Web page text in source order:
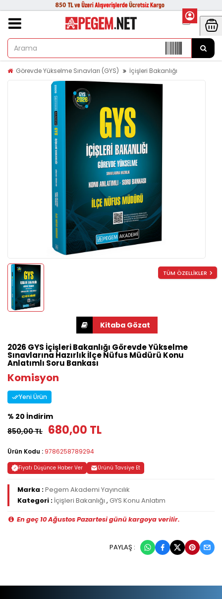
Görevde Yükselme Sınavları (GYS) İçişleri Bakanlığı
TÜM ÖZELLİKLER
2026 GYS İçişleri Bakanlığı Görevde Yükselme
Sınavlarına Hazırlık İlçe Nüfus Müdürü Konu
Anlatımlı Soru Bankası
Komisyon
Yeni Ürün
% 20 İndirim
850,00 TL 680,00 TL
Ürün Kodu : 9786258789294
Fiyatı Düşünce Haber Ver Ürünü Tavsiye Et
Marka :Pegem Akademi Yayıncılık
Kategori : İçişleri Bakanlığı , GYS Konu Anlatım
En geç 10 Ağustos Pazartesi günü kargoya verilir.
PAYLAŞ :